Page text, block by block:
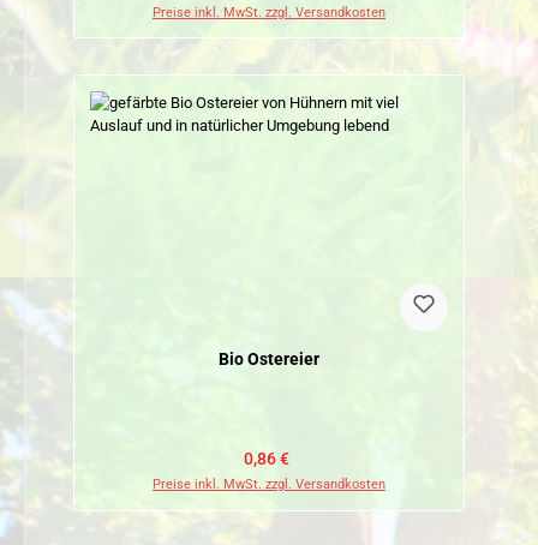
Preise inkl. MwSt. zzgl. Versandkosten
Bio Ostereier
Verkaufspreis:
0,86 €
Preise inkl. MwSt. zzgl. Versandkosten